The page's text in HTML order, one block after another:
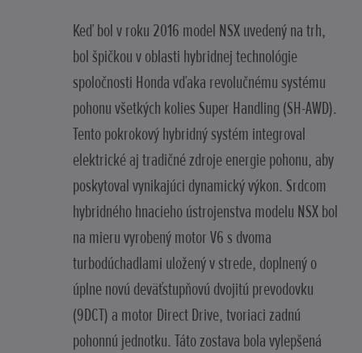
Keď bol v roku 2016 model NSX uvedený na trh,
bol špičkou v oblasti hybridnej technológie
spoločnosti Honda vďaka revolučnému systému
pohonu všetkých kolies Super Handling (SH-AWD).
Tento pokrokový hybridný systém integroval
elektrické aj tradičné zdroje energie pohonu, aby
poskytoval vynikajúci dynamický výkon. Srdcom
hybridného hnacieho ústrojenstva modelu NSX bol
na mieru vyrobený motor V6 s dvoma
turbodúchadlami uložený v strede, doplnený o
úplne novú deväťstupňovú dvojitú prevodovku
(9DCT) a motor Direct Drive, tvoriaci zadnú
pohonnú jednotku. Táto zostava bola vylepšená